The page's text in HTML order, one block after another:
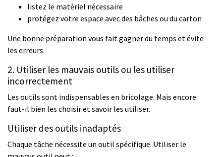
listez le matériel nécessaire
protégez votre espace avec des bâches ou du carton
Une bonne préparation vous fait gagner du temps et évite
les erreurs.
2. Utiliser les mauvais outils ou les utiliser
incorrectement
Les outils sont indispensables en bricolage. Mais encore
faut-il bien les choisir et savoir les utiliser.
Utiliser des outils inadaptés
Chaque tâche nécessite un outil spécifique. Utiliser le